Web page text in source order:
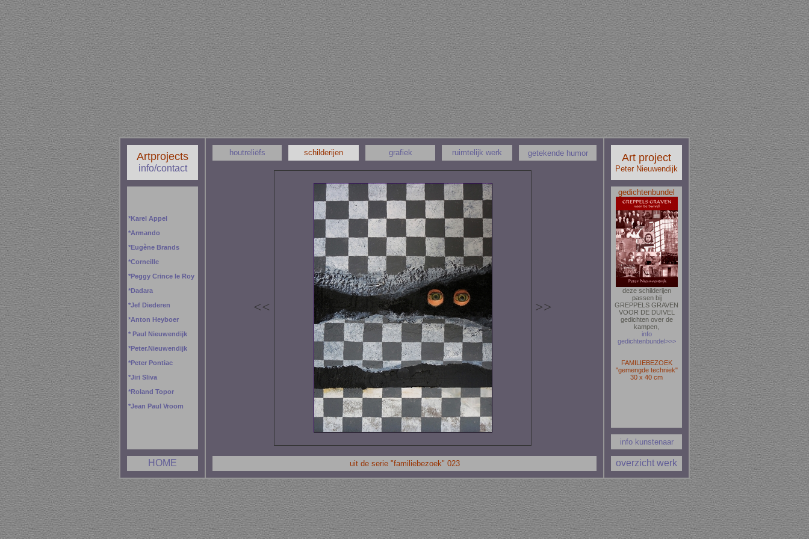
Artprojects
info/contact
*Karel Appel
*Armando
*Eugène Brands
*Corneille
*Peggy Crince le Roy
*Dadara
*Jef Diederen
*Anton Heyboer
* Paul Nieuwendijk
*Peter.Nieuwendijk
*Peter Pontiac
*Jiri Sliva
*Roland Topor
*Jean Paul Vroom
HOME
houtreliëfs schilderijen grafiek ruimtelijk werk getekende humor
<< >>
uit de serie "familiebezoek" 023
Art project
Peter Nieuwendijk
gedichtenbundel
deze schilderijen
passen bij
GREPPELS GRAVEN
VOOR DE DUIVEL
gedichten over de
kampen,
info
gedichtenbundel>>>
FAMILIEBEZOEK
"gemengde techniek"
30 x 40 cm
info kunstenaar
overzicht werk